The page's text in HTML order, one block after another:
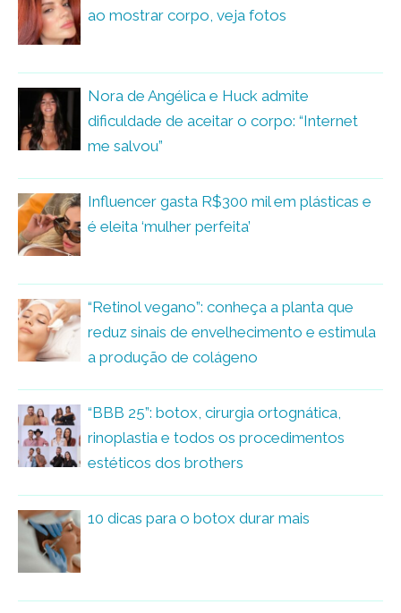
ao mostrar corpo, veja fotos
Nora de Angélica e Huck admite
dificuldade de aceitar o corpo: “Internet
me salvou”
Influencer gasta R$300 mil em plásticas e
é eleita ‘mulher perfeita’
“Retinol vegano”: conheça a planta que
reduz sinais de envelhecimento e estimula
a produção de colágeno
“BBB 25”: botox, cirurgia ortognática,
rinoplastia e todos os procedimentos
estéticos dos brothers
10 dicas para o botox durar mais